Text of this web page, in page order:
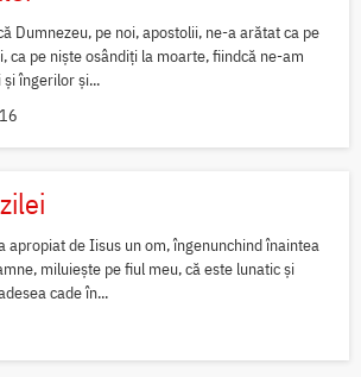
Dumnezeu, pe noi, apostolii, ne-a arătat ca pe
ca pe niște osândiți la moarte, fiindcă ne-am
îngerilor și...
apropiat de Iisus un om, îngenunchind înaintea
miluiește pe fiul meu, că este lunatic și
cade în...